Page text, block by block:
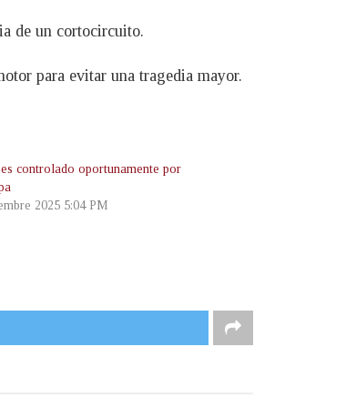
de un cortocircuito.
para evitar una tragedia mayor.
controlado oportunamente por
2025 5:04 PM